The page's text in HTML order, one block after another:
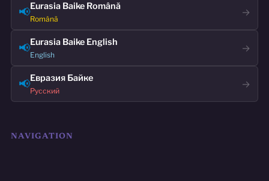
📢Eurasia Baike Română
Română
→
📢Eurasia Baike English
English
→
📢Евразия Байке
Русский
→
NAVIGATION